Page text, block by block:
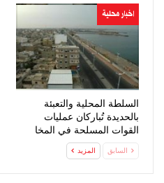
اخبار محلية
السلطة المحلية والتعبئة
بالحديدة تُباركان عمليات
القوات المسلحة في المخا
السابق المزيد